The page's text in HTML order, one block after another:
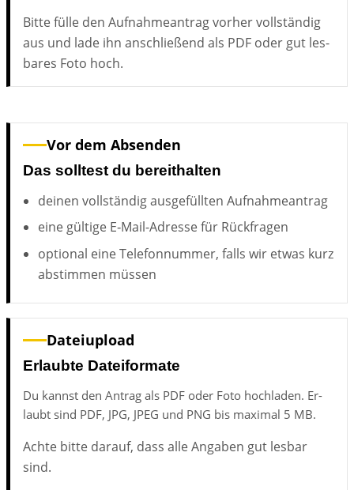
Bit­te fül­le den Auf­nah­me­an­trag vor­her voll­stän­dig
aus und lade ihn an­schlie­ßend als PDF oder gut les­
ba­res Foto hoch.
Vor dem Ab­sen­den
Das solltest du bereithalten
dei­nen voll­stän­dig aus­ge­füll­ten Auf­nah­me­an­trag
eine gül­ti­ge E‑­Mail-Adres­se für Rück­fra­gen
op­tio­nal eine Te­le­fon­num­mer, falls wir et­was kurz
ab­stim­men müs­sen
Da­tei­upload
Erlaubte Dateiformate
Du kannst den An­trag als PDF oder Foto hoch­la­den. Er­
laubt sind PDF, JPG, JPEG und PNG bis ma­xi­mal 5 MB.
Ach­te bit­te dar­auf, dass alle An­ga­ben gut les­bar
sind.